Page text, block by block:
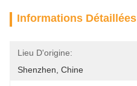
Informations Détaillées
Lieu D'origine:
Shenzhen, Chine